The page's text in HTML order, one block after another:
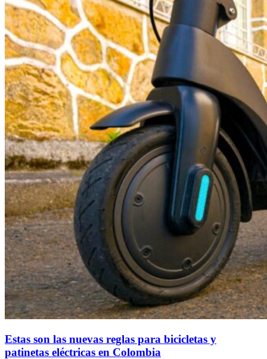
Estas son las nuevas reglas para bicicletas y
patinetas eléctricas en Colombia